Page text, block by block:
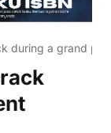
during a grand